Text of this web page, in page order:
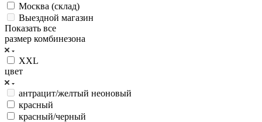
Москва (склад)
Выездной магазин
Показать все
размер комбинезона
XXL
цвет
антрацит/желтый неоновый
красный
красный/черный